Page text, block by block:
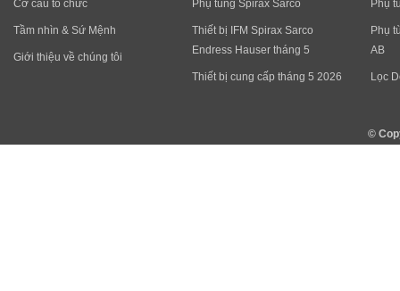
Cơ cấu tổ chức
Tầm nhìn & Sứ Mệnh
Giới thiệu về chúng tôi
Phụ tùng Spirax Sarco
Thiết bị IFM Spirax Sarco
Endress Hauser tháng 5
Thiết bị cung cấp tháng 5 2026
Phụ
Phụ
AB
Lọc
©